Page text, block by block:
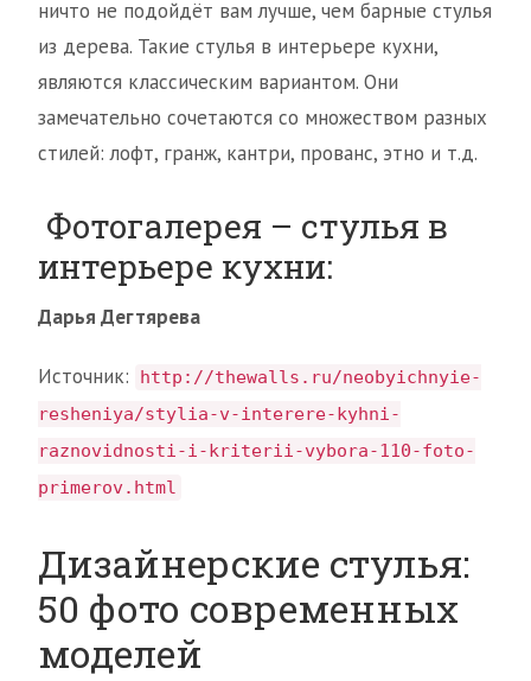
ничто не подойдёт вам лучше, чем барные стулья
из дерева. Такие стулья в интерьере кухни,
являются классическим вариантом. Они
замечательно сочетаются со множеством разных
стилей: лофт, гранж, кантри, прованс, этно и т.д.
Фотогалерея – стулья в
интерьере кухни:
Дарья Дегтярева
Источник:
http://thewalls.ru/neobyichnyie-
resheniya/stylia-v-interere-kyhni-
raznovidnosti-i-kriterii-vybora-110-foto-
primerov.html
Дизайнерские стулья:
50 фото современных
моделей